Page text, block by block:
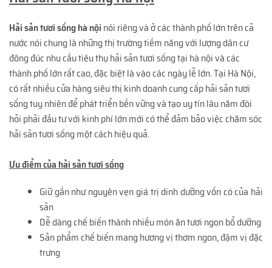
Hải sản tươi sống hà nội nói riêng và ở các thành phố lớn trên cả
nước nói chung là những thị trường tiềm năng với lượng dân cư
đông đúc nhu cầu tiêu thụ hải sản tươi sống tại hà nội và các
thành phố lớn rất cao, đặc biệt là vào các ngày lễ lớn. Tại Hà Nội,
có rất nhiều cửa hàng siêu thị kinh doanh cung cấp hải sản tươi
sống tuy nhiên để phát triển bền vững và tạo uy tín lâu năm đòi
hỏi phải đầu tư với kinh phí lớn mới có thể đảm bảo việc chăm sóc
hải sản tươi sống một cách hiệu quả.
Ưu điểm của hải sản tươi sống
Giữ gần như nguyên vẹn giá trị dinh dưỡng vốn có của hải
sản
Dễ dàng chế biến thành nhiều món ăn tươi ngon bổ dưỡng
Sản phẩm chế biến mang hương vị thơm ngon, đậm vị đặc
trưng